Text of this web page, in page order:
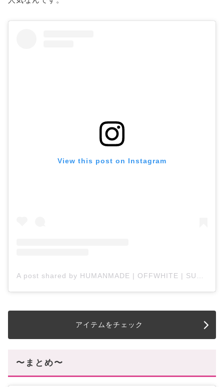
View this post on Instagram
A post shared by HUMANMADE | OFFWHITE | SUPREME (@immortal__store)
アイテムをチェック
〜まとめ〜